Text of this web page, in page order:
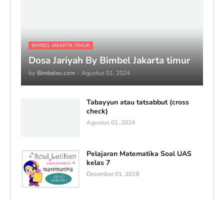
BIMBEL JAKARTA TIMUR
Dosa Jariyah By Bimbel Jakarta timur
by Bimbeles.com - Agustus 01, 2024
Tabayyun atau tatsabbut (cross
check)
Agustus 01, 2024
Pelajaran Matematika Soal UAS
kelas 7
Desember 01, 2018